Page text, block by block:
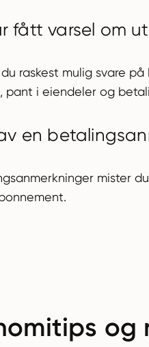
fått varsel om
raskest mulig svare
pant i eiendeler og
en
mister